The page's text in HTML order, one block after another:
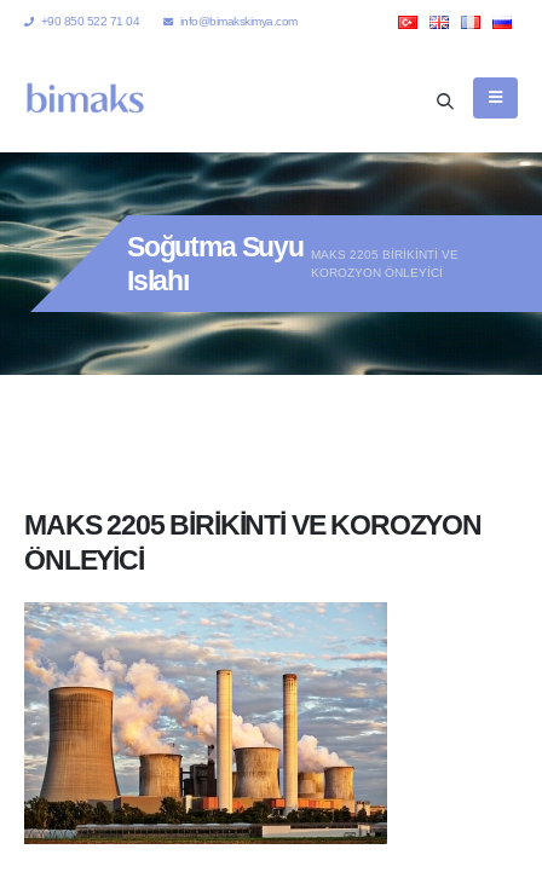
+90 850 522 71 04 info@bimakskimya.com
Soğutma Suyu
Islahı
MAKS 2205 BİRİKİNTİ VE
KOROZYON ÖNLEYİCİ
MAKS 2205 BİRİKİNTİ VE KOROZYON
ÖNLEYİCİ